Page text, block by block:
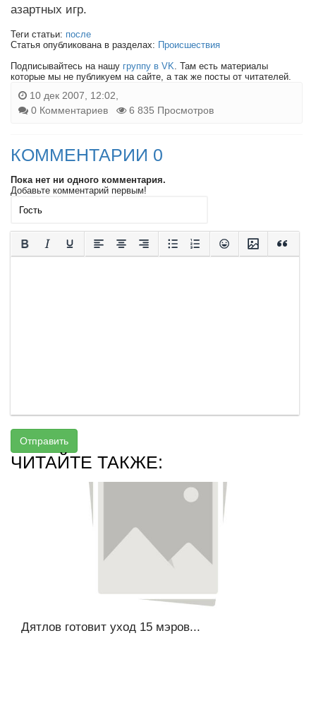
азартных игр.
Теги статьи: после
Статья опубликована в разделах: Происшествия
Подписывайтесь на нашу группу в VK. Там есть материалы
которые мы не публикуем на сайте, а так же посты от читателей.
10 дек 2007, 12:02,
0 Комментариев
6 835 Просмотров
КОММЕНТАРИИ 0
Пока нет ни одного комментария.
Добавьте комментарий первым!
Отправить
ЧИТАЙТЕ ТАКЖЕ:
Дятлов готовит уход 15 мэров...